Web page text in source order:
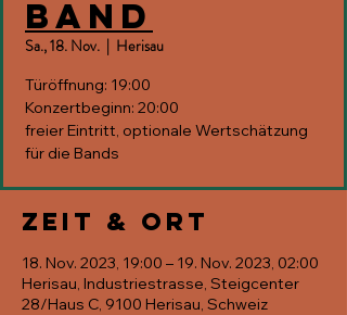
Band
Sa., 18. Nov.
  |
Herisau
Türöffnung: 19:00
Konzertbeginn: 20:00
freier Eintritt, optionale Wertschätzung
für die Bands
Zeit & Ort
18. Nov. 2023, 19:00 – 19. Nov. 2023, 02:00
Herisau, Industriestrasse, Steigcenter
28/Haus C, 9100 Herisau, Schweiz